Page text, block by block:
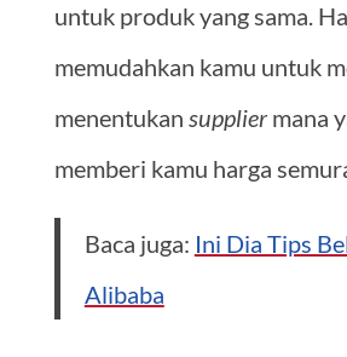
untuk produk yang sama.
memudahkan kamu untuk
menentukan suppliermana
memberi kamu harga
Baca juga: Ini Dia Tips
Alibaba